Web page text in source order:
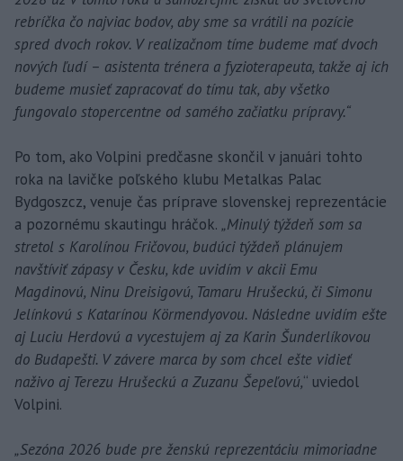
rebríčka čo najviac bodov, aby sme sa vrátili na pozície
spred dvoch rokov. V realizačnom tíme budeme mať dvoch
nových ľudí – asistenta trénera a fyzioterapeuta, takže aj ich
budeme musieť zapracovať do tímu tak, aby všetko
fungovalo stopercentne od samého začiatku prípravy.“
Po tom, ako Volpini predčasne skončil v januári tohto
roka na lavičke poľského klubu Metalkas Palac
Bydgoszcz, venuje čas príprave slovenskej reprezentácie
a pozornému skautingu hráčok. „Minulý týždeň som sa
stretol s Karolínou Fričovou, budúci týždeň plánujem
navštíviť zápasy v Česku, kde uvidím v akcii Emu
Magdinovú, Ninu Dreisigovú, Tamaru Hrušeckú, či Simonu
Jelínkovú s Katarínou Körmendyovou. Následne uvidím ešte
aj Luciu Herdovú a vycestujem aj za Karin Šunderlíkovou
do Budapešti. V závere marca by som chcel ešte vidieť
naživo aj Terezu Hrušeckú a Zuzanu Šepeľovú,“ uviedol
Volpini.
„Sezóna 2026 bude pre ženskú reprezentáciu mimoriadne